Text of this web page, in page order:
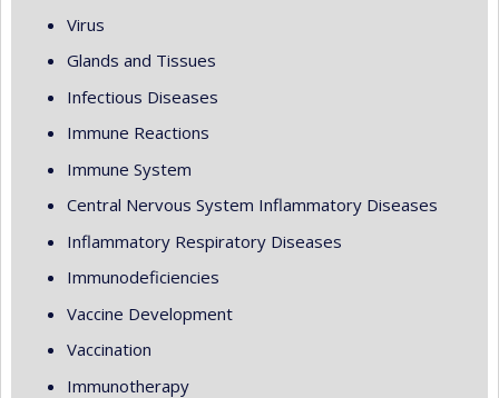
Virus
Glands and Tissues
Infectious Diseases
Immune Reactions
Immune System
Central Nervous System Inflammatory Diseases
Inflammatory Respiratory Diseases
Immunodeficiencies
Vaccine Development
Vaccination
Immunotherapy